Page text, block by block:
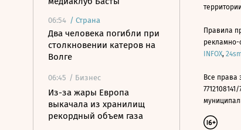
06:54 / Страна
Два человека погибли при
столкновении катеров на
Волге
06:45 / Бизнес
Из-за жары Европа
выкачала из хранилищ
рекордный объем газа
Правила
рекламно-
INFOX,
Все